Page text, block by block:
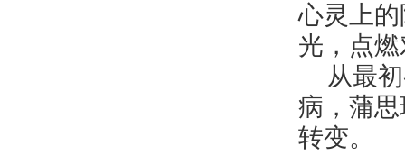
心灵上
光，点
从最
病，蒲思
转变。